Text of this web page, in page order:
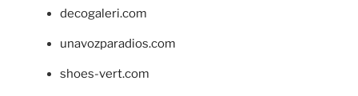
decogaleri.com
unavozparadios.com
shoes-vert.com